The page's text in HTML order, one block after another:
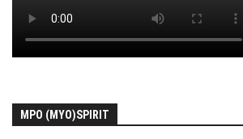
MPO (MYO)SPIRIT